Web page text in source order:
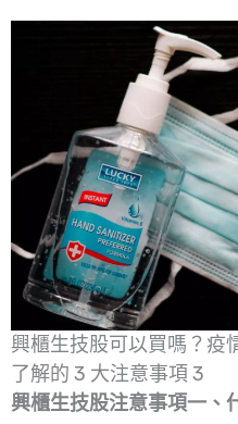
興櫃生技股可以買嗎？疫
了解的 3 大注意事項 3
興櫃生技股注意事項一、